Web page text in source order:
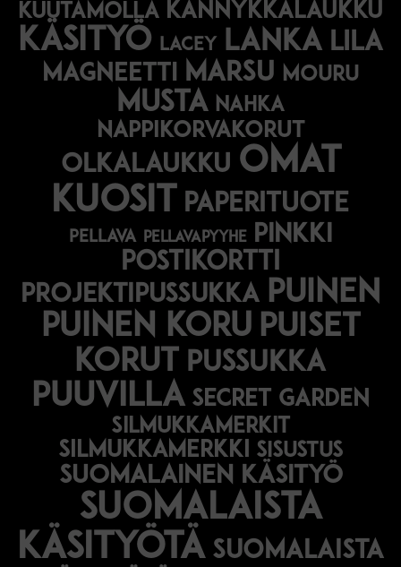
kuutamolla kännykkälaukku
käsityö lacey lanka lila
magneetti marsu mouru
musta nahka
nappikorvakorut
olkalaukku omat
kuosit paperituote
pellava pellavapyyhe pinkki
postikortti
projektipussukka puinen
puinen koru puiset
korut pussukka
puuvilla secret garden
silmukkamerkit
silmukkamerkki sisustus
suomalainen käsityö
suomalaista
käsityötä suomalaista